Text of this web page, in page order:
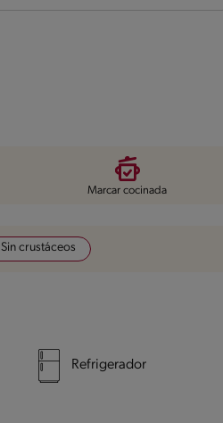
Marcar cocinada
Sin crustáceos
Refrigerador